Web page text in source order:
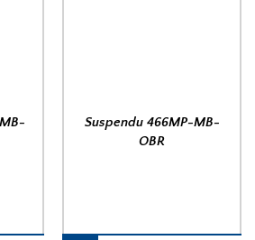
Suspendu 466MP-MB-
OBR